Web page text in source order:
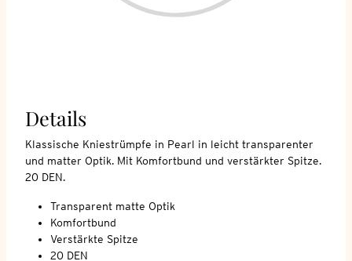
Details
Klassische Kniestrümpfe in Pearl in leicht transparenter
und matter Optik. Mit Komfortbund und verstärkter Spitze.
20 DEN.
Transparent matte Optik
Komfortbund
Verstärkte Spitze
20 DEN